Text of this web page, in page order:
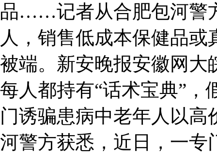
品……记者从合肥包河警
人，销售低成本保健品
被端。新安晚报安徽网大
每人都持有“话术宝典”，
门诱骗患病中老年人以
河警方获悉，近日，一专